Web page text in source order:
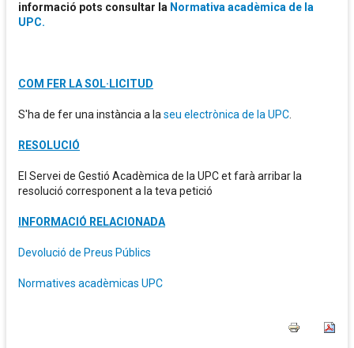
informació pots consultar la Normativa acadèmica de la
UPC.
COM FER LA SOL·LICITUD
S'ha de fer una instància a laseu electrònica de la UPC.
RESOLUCIÓ
El Servei de Gestió Acadèmica de la UPC et farà arribar la
resolució corresponent a la teva petició
INFORMACIÓ RELACIONADA
Devolució de Preus Públics
Normatives acadèmicas UPC